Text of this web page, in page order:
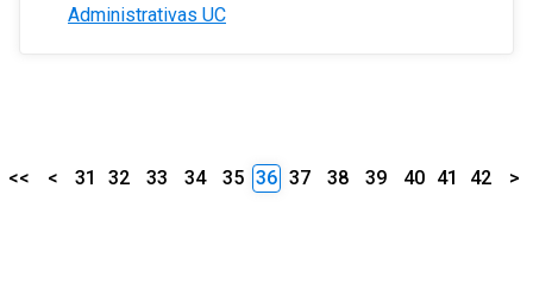
Administrativas UC
<< < 31 32 33 34 35 36 37 38 39 40 41 42 >